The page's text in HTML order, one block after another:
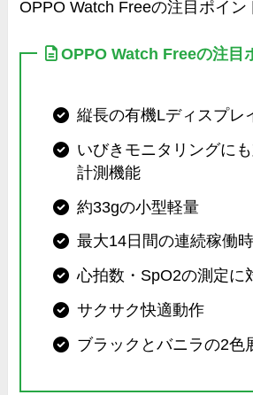
OPPO Watch Freeの注目ポイン
OPPO Watch Freeの注目
縦長の有機Lディスプレ
いびきモニタリングに
計測機能
約33gの小型軽量
最大14日間の連続稼働
心拍数・SpO2の測定に
サクサク快適動作
ブラックとバニラの2色